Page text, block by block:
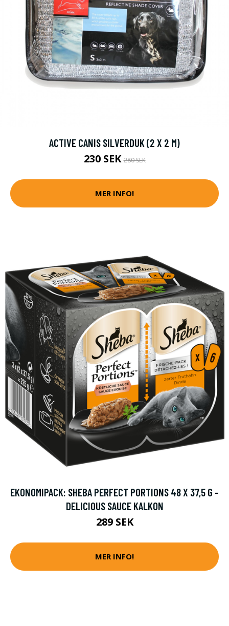
ACTIVE CANIS SILVERDUK (2 X 2 M)
230 SEK280 SEK
MER INFO!
EKONOMIPACK: SHEBA PERFECT PORTIONS 48 X 37,5 G -
DELICIOUS SAUCE KALKON
289 SEK
MER INFO!